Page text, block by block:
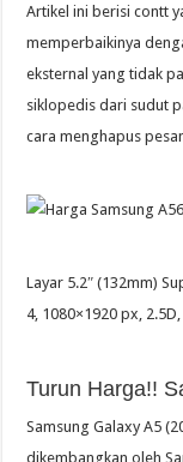
Artikel ini berisi contt
memperbaikinya
eksternal yang tidak
siklopedis dari sudut
cara menghapus
Layar 5.2″ (132mm)
4, 1080×1920 px,
Turun Harga!!
Samsung Galaxy A5
dikembangkan oleh